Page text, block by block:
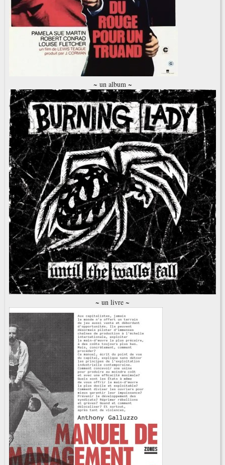
~ un album ~
~ un livre ~